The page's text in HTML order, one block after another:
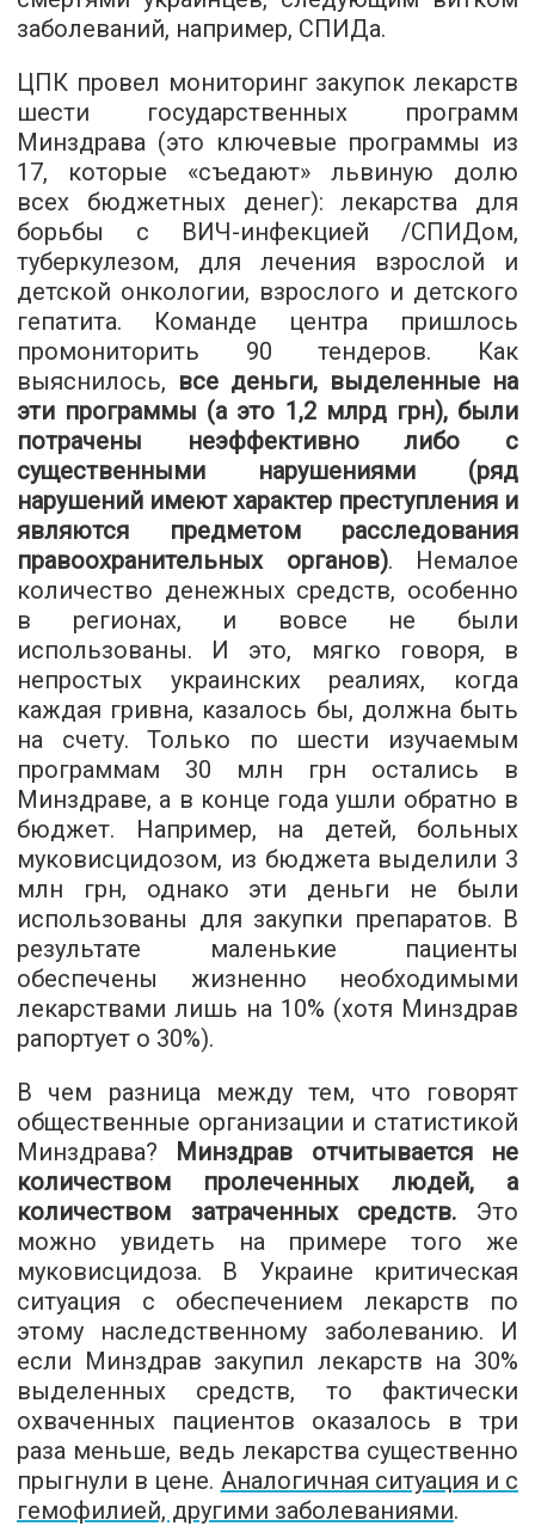
заболеваний, например, СПИДа.
ЦПК провел мониторинг закупок лекарств
шести государственных программ
Минздрава (это ключевые программы из
17, которые «съедают» львиную долю
всех бюджетных денег): лекарства для
борьбы с ВИЧ-инфекцией /СПИДом,
туберкулезом, для лечения взрослой и
детской онкологии, взрослого и детского
гепатита. Команде центра пришлось
промониторить 90 тендеров. Как
выяснилось, все деньги, выделенные на
эти программы (а это 1,2 млрд грн), были
потрачены неэффективно либо с
существенными нарушениями (ряд
нарушений имеют характер преступления и
являются предметом расследования
правоохранительных органов). Немалое
количество денежных средств, особенно
в регионах, и вовсе не были
использованы. И это, мягко говоря, в
непростых украинских реалиях, когда
каждая гривна, казалось бы, должна быть
на счету. Только по шести изучаемым
программам 30 млн грн остались в
Минздраве, а в конце года ушли обратно в
бюджет. Например, на детей, больных
муковисцидозом, из бюджета выделили 3
млн грн, однако эти деньги не были
использованы для закупки препаратов. В
результате маленькие пациенты
обеспечены жизненно необходимыми
лекарствами лишь на 10% (хотя Минздрав
рапортует о 30%).
В чем разница между тем, что говорят
общественные организации и статистикой
Минздрава?
Минздрав отчитывается не
количеством пролеченных людей, а
количеством затраченных средств. Это
можно увидеть на примере того же
муковисцидоза. В Украине критическая
ситуация с обеспечением лекарств по
этому наследственному заболеванию. И
если Минздрав закупил лекарств на 30%
выделенных средств, то фактически
охваченных пациентов оказалось в три
раза меньше, ведь лекарства существенно
прыгнули в цене. Аналогичная ситуация и с
гемофилией, другими заболеваниями.